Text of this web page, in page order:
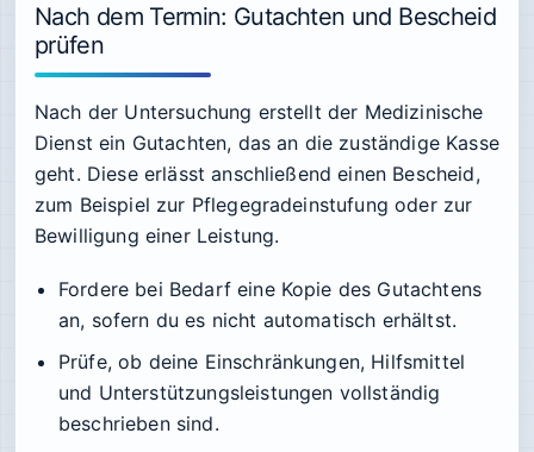
Nach dem Termin: Gutachten und Bescheid
prüfen
Nach der Untersuchung erstellt der Medizinische
Dienst ein Gutachten, das an die zuständige Kasse
geht. Diese erlässt anschließend einen Bescheid,
zum Beispiel zur Pflegegradeinstufung oder zur
Bewilligung einer Leistung.
Fordere bei Bedarf eine Kopie des Gutachtens
an, sofern du es nicht automatisch erhältst.
Prüfe, ob deine Einschränkungen, Hilfsmittel
und Unterstützungsleistungen vollständig
beschrieben sind.